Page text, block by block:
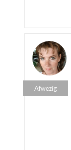
Afwezig